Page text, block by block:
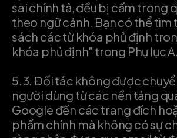
sai chính tả, đều bị cấm trong
theo ngữ cảnh. Bạn có thể tìm
sách các từ khóa phủ định
khóa phủ định" trong Phụ lục A.
5.3. Đối tác không được
người dùng từ các nền tảng
Google đến các trang đích
phẩm chính mà không có sự